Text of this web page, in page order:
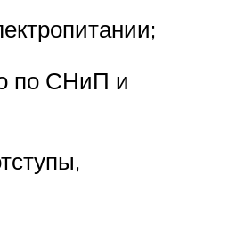
по СНиП и